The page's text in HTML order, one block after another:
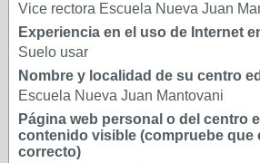
Vice rectora Escuela Nueva Juan
Experiencia en el uso de Internet
Suelo usar
Nombre y localidad de su centro
Escuela Nueva Juan Mantovani
Página web personal o del centro
contenido visible (compruebe que
correcto)